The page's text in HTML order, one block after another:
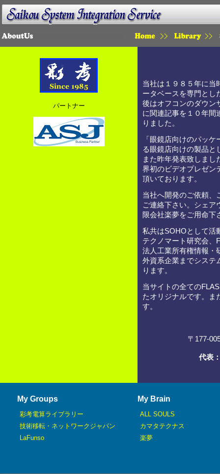
HOME LIBRARY
パートナー
当社は１９８５年に当
ータベースを専門とし
後はオフコンのダウン
に関連記事を１０年間
りました。
「眼鏡店向けのパッケ
る眼鏡店向けの製品と
また昨年発表致しまし
界初のビデオプレゼン
頂いております。
当社へ開発のご依頼、
ご連絡下さい。シェア
限会社楽夢をご用命下
私共はSOHOとして活
テクノマート研究会、
法人工業所有権情報・
外資系企業までシステ
ります。
当サイトの全ての
たオリジナルです。ま
す。
〒177-
代表
My Groups
彩考電算ライブラリー
技術移転・ネットワークジャパン
LaFunso
My Brain
ALL SOULS
カマタテクナス
楽夢